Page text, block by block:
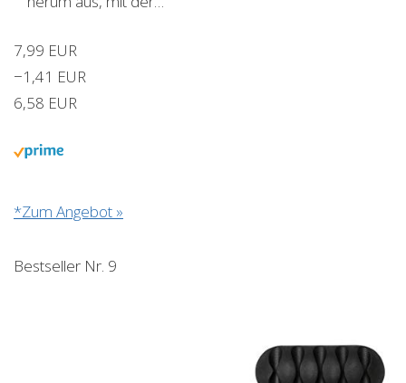
7,99 EUR
−1,41 EUR
6,58 EUR
*Zum Angebot »
Bestseller Nr. 9